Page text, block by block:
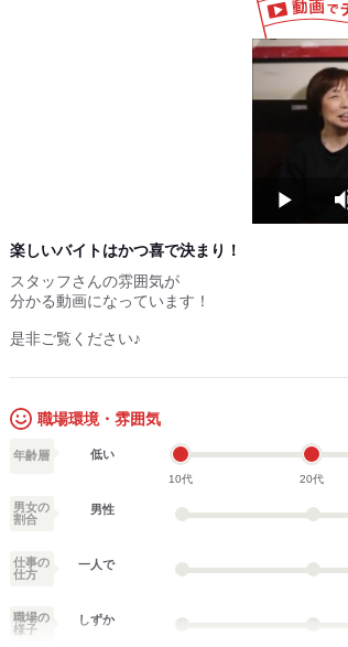
Play
楽しいバイトはかつ喜で決まり！
スタッフさんの雰囲気が
分かる動画になっています！
是非ご覧ください♪
職場環境・雰囲気
年齢層 低い
10代 20代
男女の
割合
男性
仕事の
仕方
一人で
職場の
様子
しずか